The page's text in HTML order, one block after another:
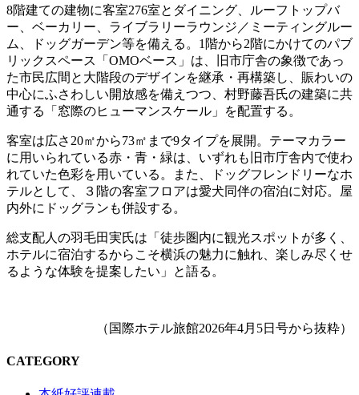
8階建ての建物に客室276室とダイニング、ルーフトップバ
ー、ベーカリー、ライブラリーラウンジ／ミーティングルー
ム、ドッグガーデン等を備える。1階から2階にかけてのパブ
リックスペース「OMOベース」は、旧市庁舎の象徴であっ
た市民広間と大階段のデザインを継承・再構築し、賑わいの
中心にふさわしい開放感を備えつつ、村野藤吾氏の建築に共
通する「窓際のヒューマンスケール」を配置する。
客室は広さ20㎡から73㎡まで9タイプを展開。テーマカラー
に用いられている赤・青・緑は、いずれも旧市庁舎内で使わ
れていた色彩を用いている。また、ドッグフレンドリーなホ
テルとして、３階の客室フロアは愛犬同伴の宿泊に対応。屋
内外にドッグランも併設する。
総支配人の羽毛田実氏は「徒歩圏内に観光スポットが多く、
ホテルに宿泊するからこそ横浜の魅力に触れ、楽しみ尽くせ
るような体験を提案したい」と語る。
（国際ホテル旅館2026年4月5日号から抜粋）
CATEGORY